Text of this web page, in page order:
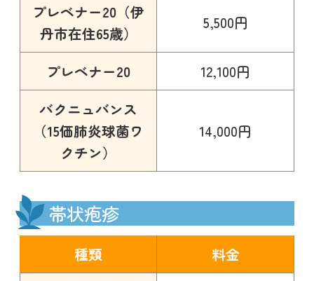
プレベナー20（伊
丹市在住65歳）
5,500円
プレベナー20
12,100円
バクニュバンス
（15価肺炎球菌ワ
クチン）
14,000円
帯状疱疹
種類
料金